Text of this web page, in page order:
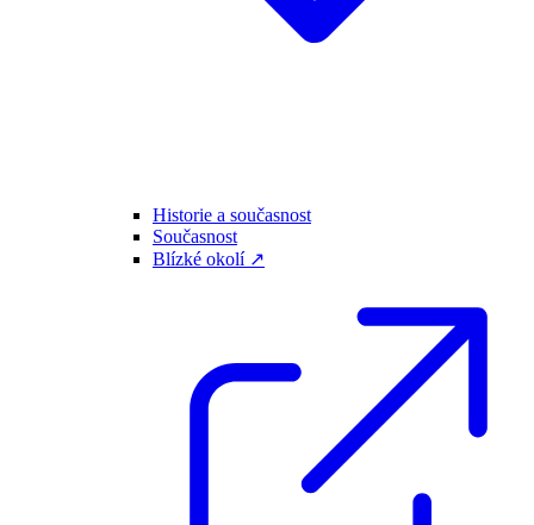
Historie a současnost
Současnost
Blízké okolí ↗